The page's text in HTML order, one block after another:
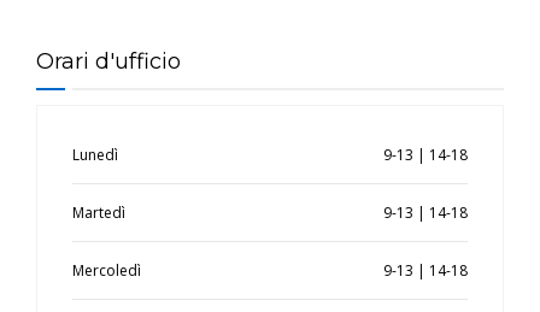
Orari d'ufficio
Lunedì 9-13 | 14-18
Martedì 9-13 | 14-18
Mercoledì 9-13 | 14-18